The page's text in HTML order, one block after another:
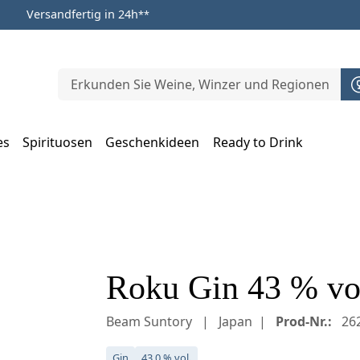
Versandfertig in 24h**
Spirituosen Geschenkideen
Ready to Drink
Roku Gin 43 %
Beam Suntory Japan Prod-Nr.: